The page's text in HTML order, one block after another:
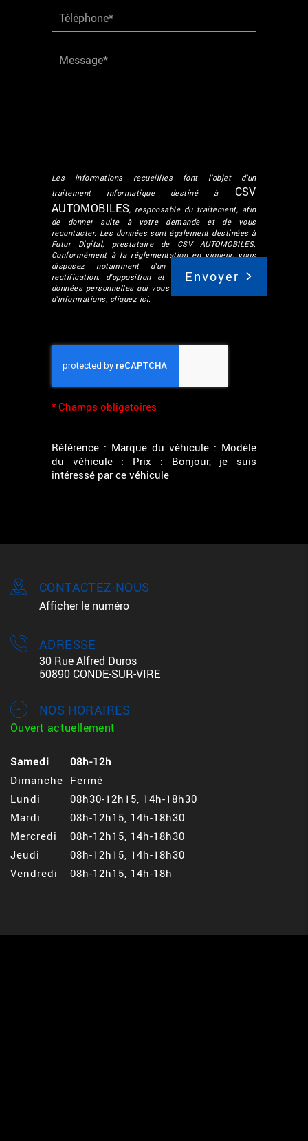
Les informations recueillies font l’objet d’un
traitement informatique destiné àCSV
AUTOMOBILES, responsable du traitement, afin
de donner suite à votre demande et de vous
recontacter. Les données sont également destinées à
Futur Digital, prestataire de CSV AUTOMOBILES.
Conformément à la réglementation en vigueur, vous
disposez notamment d'un droit d'accès, de
rectification, d'opposition et d'effacement sur les
données personnelles qui vous concernent. Pour plus
d’informations, cliquez ici.
*Champs obligatoires
Référence : Marque du véhicule : Modèle
du véhicule : Prix : Bonjour, je suis
intéressé par ce véhicule
CONTACTEZ-NOUS
Afficher le numéro
ADRESSE
30 Rue Alfred Duros
50890 CONDE-SUR-VIRE
NOS HORAIRES
Ouvert actuellement
Samedi
08h-12h
Dimanche Fermé
Lundi
08h30-12h15, 14h-18h30
Mardi
08h-12h15, 14h-18h30
Mercredi
08h-12h15, 14h-18h30
Jeudi
08h-12h15, 14h-18h30
Vendredi
08h-12h15, 14h-18h